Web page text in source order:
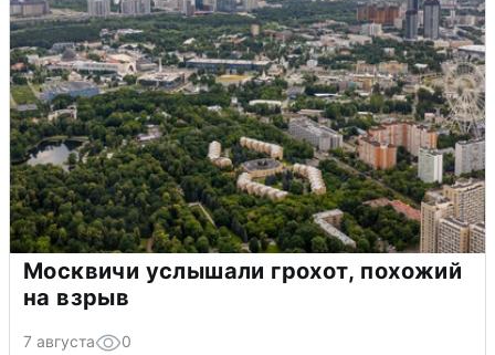
Москвичи услышали грохот, похожий
на взрыв
7 августа 0